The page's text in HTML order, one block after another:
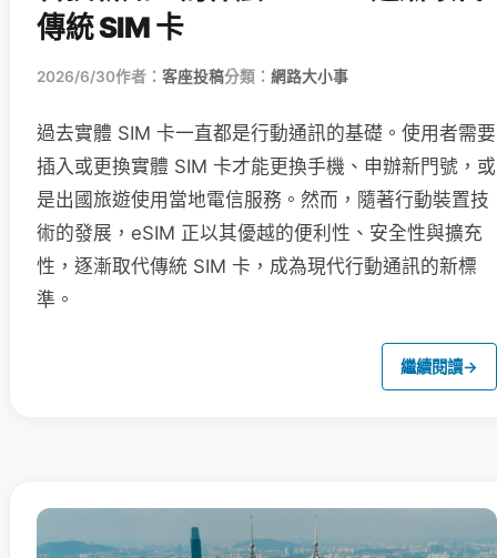
傳統 SIM 卡
2026/6/30作者： 客座投稿分類： 網路大小事
過去實體 SIM 卡一直都是行動通訊的基礎。使用者需要
插入或更換實體 SIM 卡才能更換手機、申辦新門號，或
是出國旅遊使用當地電信服務。然而，隨著行動裝置技
術的發展，eSIM 正以其優越的便利性、安全性與擴充
性，逐漸取代傳統 SIM 卡，成為現代行動通訊的新標
準。
繼續閱讀→